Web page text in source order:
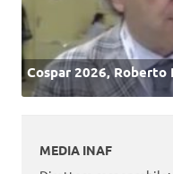
Cospar 2026, Roberto
MEDIA INAF